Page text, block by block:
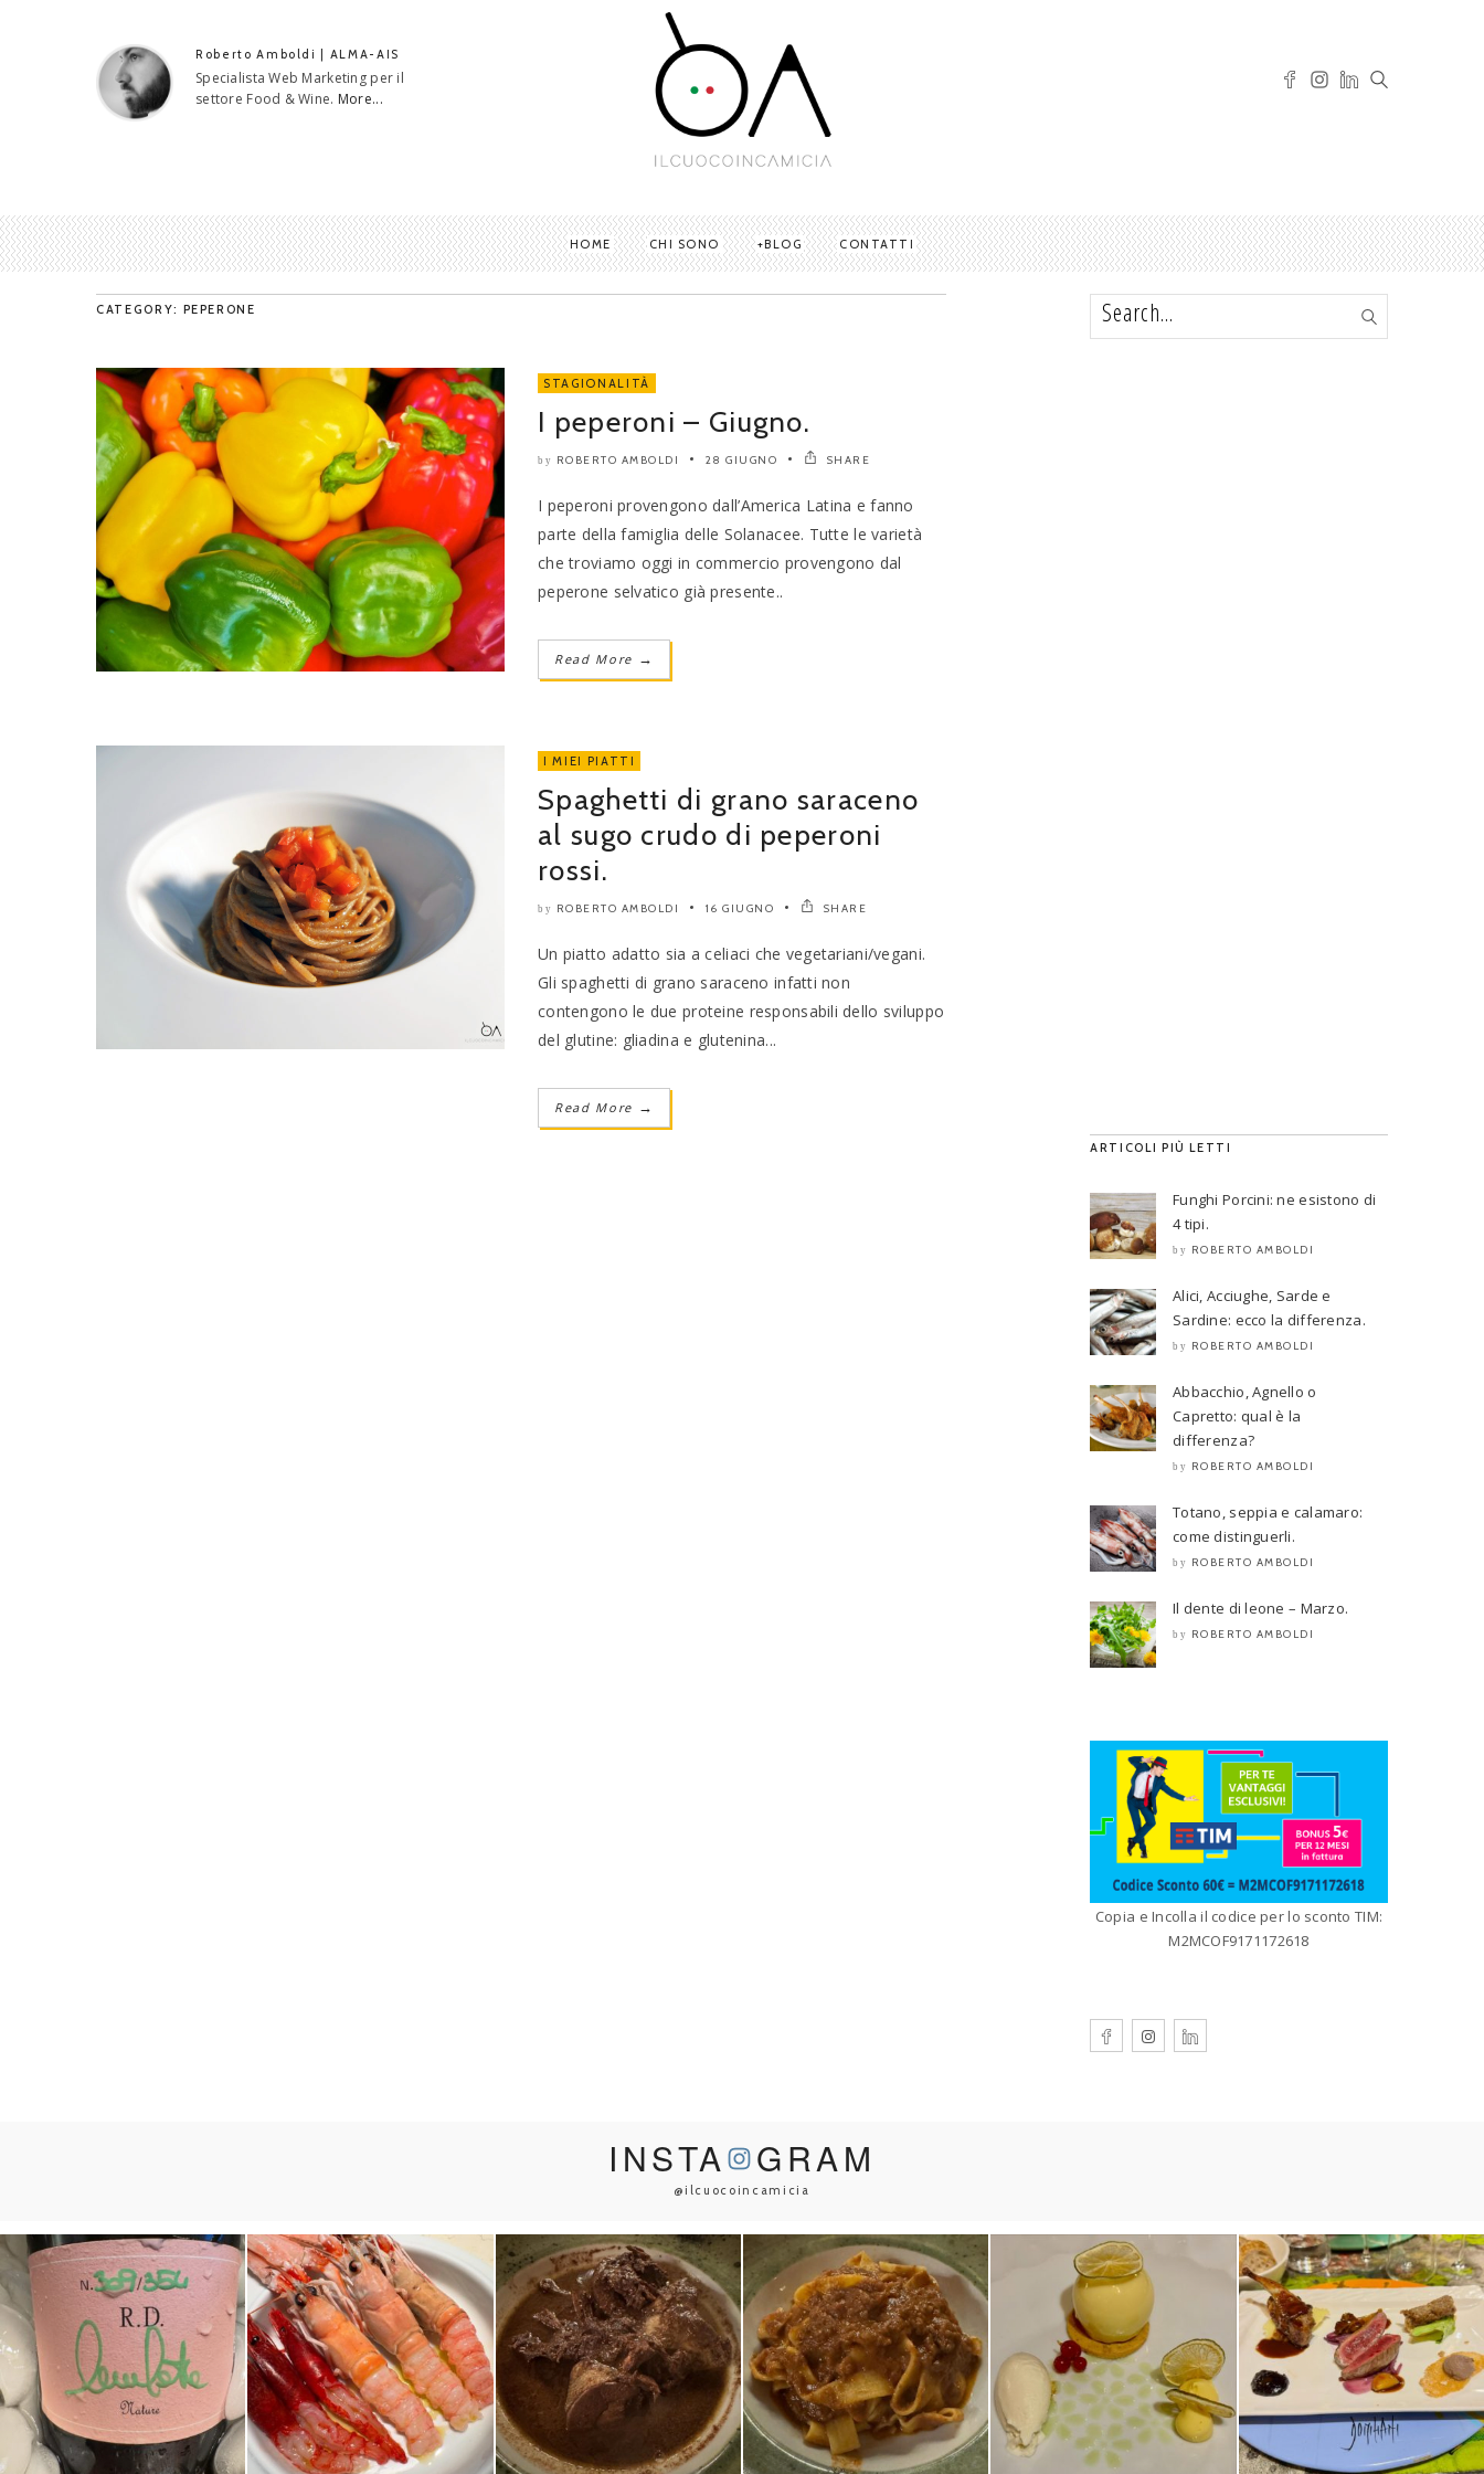
Roberto Amboldi | ALMA-AIS
Specialista Web Marketing per il
settore Food & Wine. More...
HOME CHI SONO BLOG CONTATTI
CATEGORY: PEPERONE
STAGIONALITÀ
I peperoni – Giugno.
by ROBERTO AMBOLDI 28 GIUGNO SHARE
I peperoni provengono dall’America Latina e fanno
parte della famiglia delle Solanacee. Tutte le varietà
che troviamo oggi in commercio provengono dal
peperone selvatico già presente..
Read More →
I MIEI PIATTI
Spaghetti di grano saraceno
al sugo crudo di peperoni
rossi.
by ROBERTO AMBOLDI 16 GIUGNO SHARE
Un piatto adatto sia a celiaci che vegetariani/vegani.
Gli spaghetti di grano saraceno infatti non
contengono le due proteine responsabili dello sviluppo
del glutine: gliadina e glutenina...
Read More →
ARTICOLI PIÙ LETTI
Funghi Porcini: ne esistono di
4 tipi.
by ROBERTO AMBOLDI
Alici, Acciughe, Sarde e
Sardine: ecco la differenza.
by ROBERTO AMBOLDI
Abbacchio, Agnello o
Capretto: qual è la
differenza?
by ROBERTO AMBOLDI
Totano, seppia e calamaro:
come distinguerli.
by ROBERTO AMBOLDI
Il dente di leone – Marzo.
by ROBERTO AMBOLDI
Copia e Incolla il codice per lo sconto TIM:
M2MCOF9171172618
INSTA GRAM
@ilcuocoincamicia